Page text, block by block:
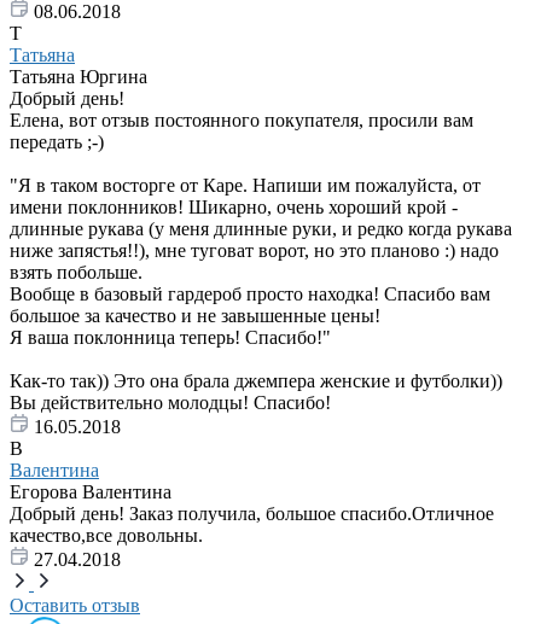
08.06.2018
Т
Татьяна
Татьяна Юргина
Добрый день!
Елена, вот отзыв постоянного покупателя, просили вам
передать ;-)
"Я в таком восторге от Каре. Напиши им пожалуйста, от
имени поклонников! Шикарно, очень хороший крой -
длинные рукава (у меня длинные руки, и редко когда рукава
ниже запястья!!), мне туговат ворот, но это планово :) надо
взять побольше.
Вообще в базовый гардероб просто находка! Спасибо вам
большое за качество и не завышенные цены!
Я ваша поклонница теперь! Спасибо!"
Как-то так)) Это она брала джемпера женские и футболки))
Вы действительно молодцы! Спасибо!
16.05.2018
В
Валентина
Егорова Валентина
Добрый день! Заказ получила, большое спасибо.Отличное
качество,все довольны.
27.04.2018
Оставить отзыв